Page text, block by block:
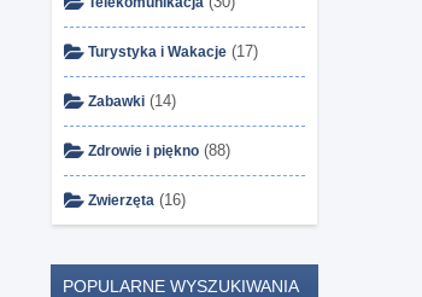
Turystyka i Wakacje (17)
Zabawki (14)
Zdrowie i piękno (88)
Zwierzęta (16)
POPULARNE WYSZUKIWANIA